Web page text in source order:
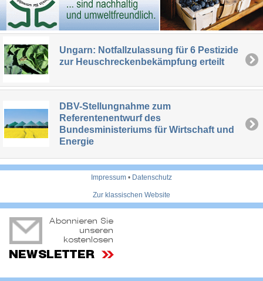
Ungarn: Notfallzulassung für 6 Pestizide
zur Heuschreckenbekämpfung erteilt
DBV-Stellungnahme zum
Referentenentwurf des
Bundesministeriums für Wirtschaft und
Energie
Impressum • Datenschutz
Zur klassischen Website